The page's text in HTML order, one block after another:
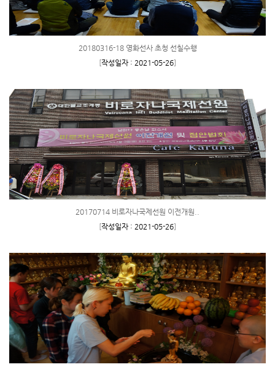
20180316-18 영화선사 초청 선칠수행
[작성일자 : 2021-05-26]
20170714 비로자나국제선원 이전개원..
[작성일자 : 2021-05-26]